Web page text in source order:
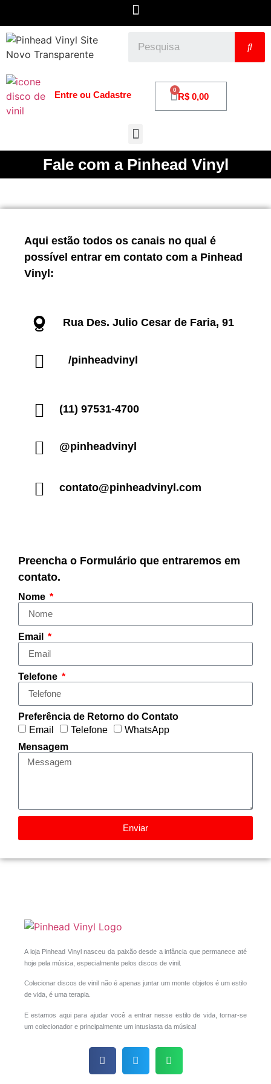
Entre ou Cadastre R$ 0,00
0
Fale com a Pinhead Vinyl
Aqui estão todos os canais no qual é
possível entrar em contato com a Pinhead
Vinyl:
Rua Des. Julio Cesar de Faria, 91
/pinheadvinyl
(11) 97531-4700
@pinheadvinyl
contato@pinheadvinyl.com
Preencha o Formulário que entraremos em
contato.
Nome
Email
Telefone
Preferência de Retorno do Contato
Email
Telefone
WhatsApp
Mensagem
Enviar
A loja Pinhead Vinyl nasceu da paixão desde a infância que permanece até
hoje pela música, especialmente pelos discos de vinil.
Colecionar discos de vinil não é apenas juntar um monte objetos é um estilo
de vida, é uma terapia.
E estamos aqui para ajudar você a entrar nesse estilo de vida, tornar-se
um colecionador e principalmente um intusiasta da música!